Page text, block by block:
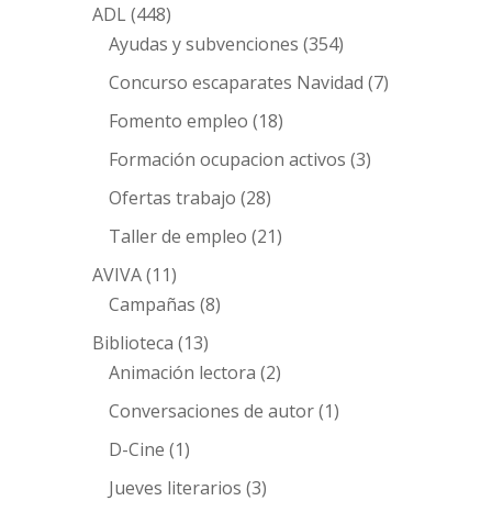
ADL(448)
Ayudas y subvenciones (354)
Concurso escaparates Navidad (7)
Fomento empleo (18)
Formación ocupacion activos (3)
Ofertas trabajo (28)
Taller de empleo (21)
AVIVA(11)
Campañas (8)
Biblioteca (13)
Animación lectora (2)
Conversaciones de autor(1)
D-Cine (1)
Jueves literarios (3)